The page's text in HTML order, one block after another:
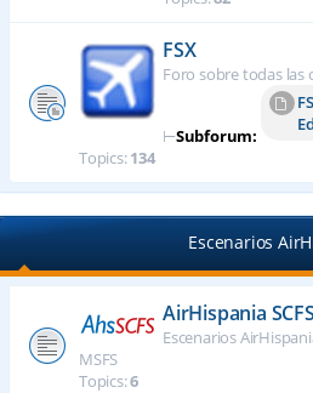
FSX
Foro sobre todas las
⊢Subforum:
Topics:134
Escenarios
AirHispania SCFS
Escenarios
MSFS
Topics:6